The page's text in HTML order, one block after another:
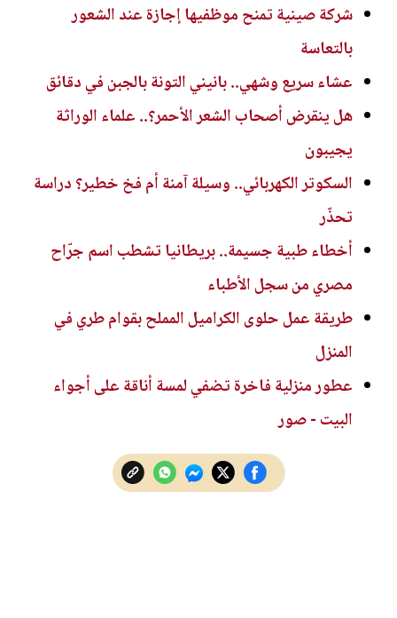
شركة صينية تمنح موظفيها إجازة عند الشعور
بالتعاسة
عشاء سريع وشهي.. بانيني التونة بالجبن في دقائق
هل ينقرض أصحاب الشعر الأحمر؟.. علماء الوراثة
يجيبون
السكوتر الكهربائي.. وسيلة آمنة أم فخ خطير؟ دراسة
تحذّر
أخطاء طبية جسيمة.. بريطانيا تشطب اسم جرّاح
مصري من سجل الأطباء
طريقة عمل حلوى الكراميل المملح بقوام طري في
المنزل
عطور منزلية فاخرة تضفي لمسة أناقة على أجواء
البيت - صور